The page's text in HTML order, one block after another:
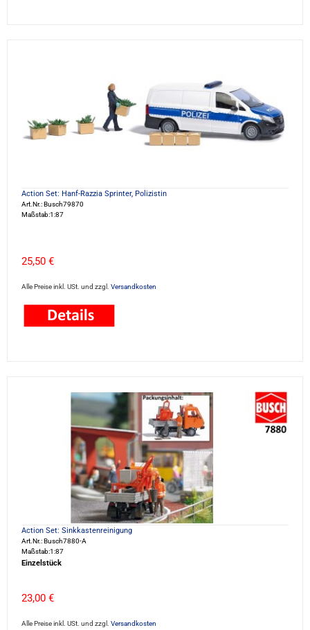
Action Set: Hanf-Razzia Sprinter, Polizistin
Art.Nr.: Busch79870
Maßstab:1:87
25,50 €
Alle Preise inkl. USt. und zzgl. Versandkosten
Action Set: Sinkkastenreinigung
Art.Nr.: Busch7880-A
Maßstab:1:87
Einzelstück
23,00 €
Alle Preise inkl. USt. und zzgl. Versandkosten